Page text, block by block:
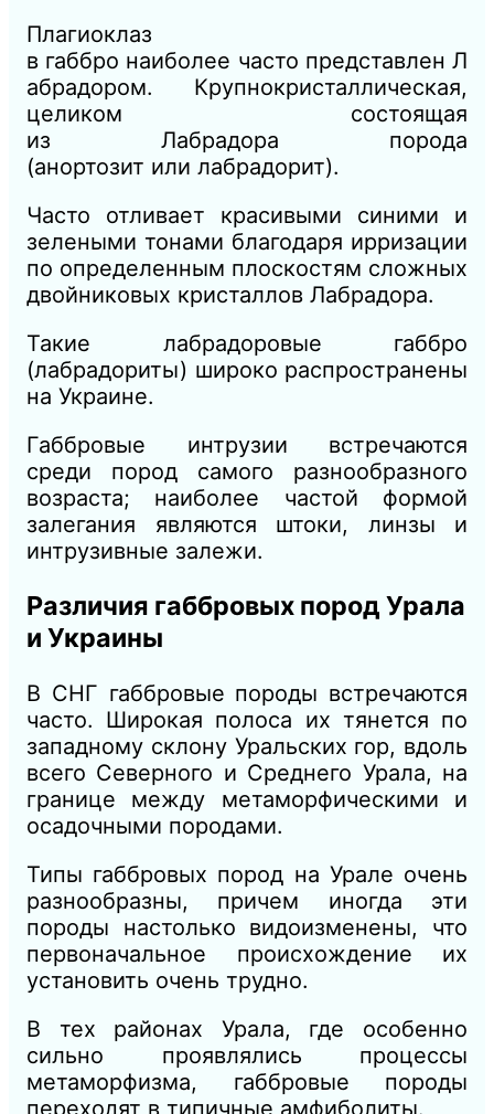
Плагиоклаз
в габбро наиболее часто представленЛ
абрадором. Крупнокристаллическая,
целиком состоящая
из Лабрадора порода
(анортозит или лабрадорит).
Часто отливает красивыми синими и
зелеными тонами благодаря ирризации
по определенным плоскостям сложных
двойниковых кристаллов Лабрадора.
Такие лабрадоровые габбро
(лабрадориты) широко распространены
на Украине.
Габбровые интрузии встречаются
среди пород самого разнообразного
возраста; наиболее частой формой
залегания являются штоки, линзы и
интрузивные залежи.
Различия габбровых пород Урала
и Украины
В СНГ габбровые породы встречаются
часто. Широкая полоса их тянется по
западному склону Уральских гор, вдоль
всего Северного и Среднего Урала, на
границе между метаморфическими и
осадочными породами.
Типы габбровых пород на Урале очень
разнообразны, причем иногда эти
породы настолько видоизменены, что
первоначальное происхождение их
установить очень трудно.
В тех районах Урала, где особенно
сильно проявлялись процессы
метаморфизма, габбровые породы
переходят в типичные амфиболиты.